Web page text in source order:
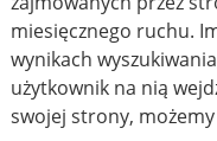
miesięcznego ruchu.
wynikach
użytkownik na nią
swojej strony,